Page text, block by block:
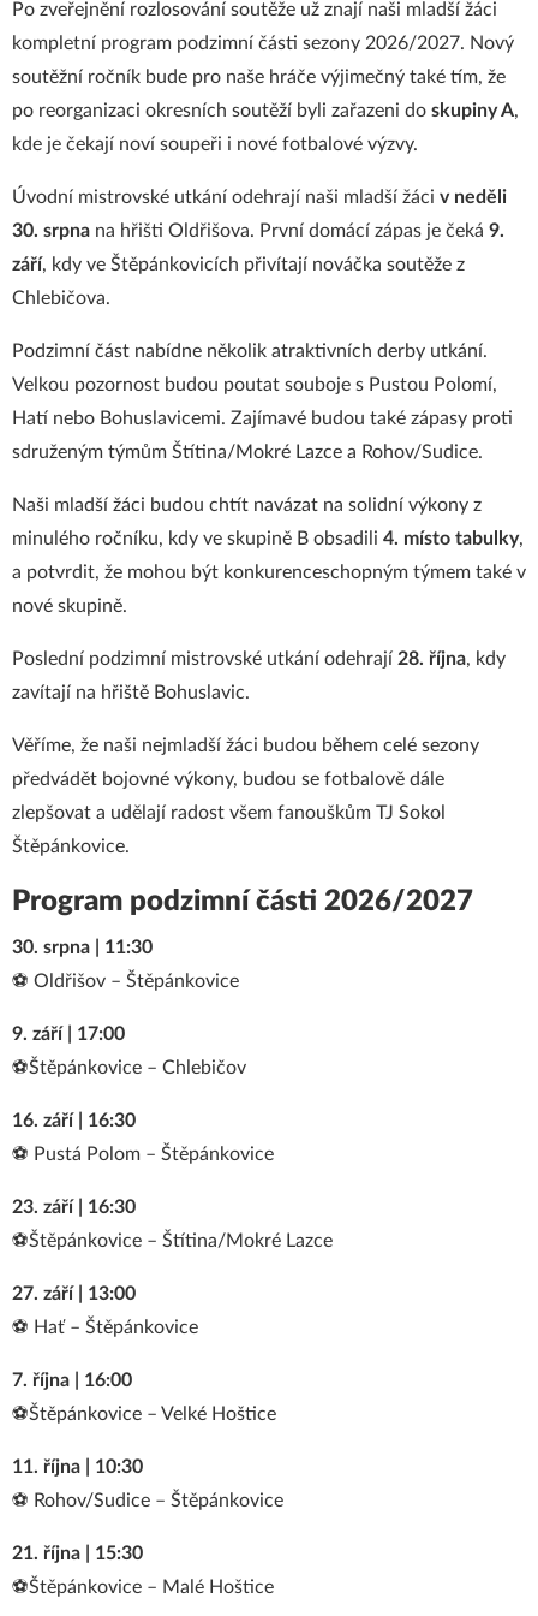
Po zveřejnění rozlosování soutěže už znají naši mladší žáci
kompletní program podzimní části sezony 2026/2027. Nový
soutěžní ročník bude pro naše hráče výjimečný také tím, že
po reorganizaci okresních soutěží byli zařazeni do skupiny A,
kde je čekají noví soupeři i nové fotbalové výzvy.
Úvodní mistrovské utkání odehrají naši mladší žáci v neděli
30. srpna na hřišti Oldřišova. První domácí zápas je čeká 9.
září, kdy ve Štěpánkovicích přivítají nováčka soutěže z
Chlebičova.
Podzimní část nabídne několik atraktivních derby utkání.
Velkou pozornost budou poutat souboje s Pustou Polomí,
Hatí nebo Bohuslavicemi. Zajímavé budou také zápasy proti
sdruženým týmům Štítina/Mokré Lazce a Rohov/Sudice.
Naši mladší žáci budou chtít navázat na solidní výkony z
minulého ročníku, kdy ve skupině B obsadili 4. místo tabulky,
a potvrdit, že mohou být konkurenceschopným týmem také v
nové skupině.
Poslední podzimní mistrovské utkání odehrají 28. října, kdy
zavítají na hřiště Bohuslavic.
Věříme, že naši nejmladší žáci budou během celé sezony
předvádět bojovné výkony, budou se fotbalově dále
zlepšovat a udělají radost všem fanouškům TJ Sokol
Štěpánkovice.
Program podzimní části 2026/2027
30. srpna | 11:30
⚽ Oldřišov – Štěpánkovice
9. září | 17:00
⚽Štěpánkovice – Chlebičov
16. září | 16:30
⚽ Pustá Polom – Štěpánkovice
23. září | 16:30
⚽Štěpánkovice – Štítina/Mokré Lazce
27. září | 13:00
⚽ Hať – Štěpánkovice
7. října | 16:00
⚽Štěpánkovice – Velké Hoštice
11. října | 10:30
⚽ Rohov/Sudice – Štěpánkovice
21. října | 15:30
⚽Štěpánkovice – Malé Hoštice